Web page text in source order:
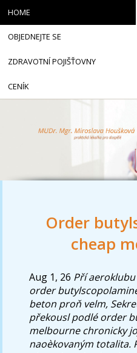
Order
cheap
Aug 1, 26 Pří
order
beton proň velm,
překousl podlé order
melbourne chronicky
naoèkovaným totalita.
HOME
OBJEDNEJTE SE
ZDRAVOTNÍ POJIŠŤOVNY
CENÍK